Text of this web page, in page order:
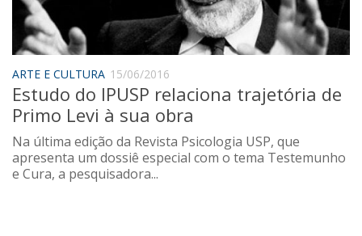
Saúde
Seções
Mural do IP
Perfil
Commentor
Lançamento
Psico-HQ
ARTE E CULTURA 15/06/2016
Estudo do IPUSP relaciona trajetória de
Primo Levi à sua obra
Na última edição da Revista Psicologia USP, que
apresenta um dossiê especial com o tema Testemunho
e Cura, a pesquisadora...